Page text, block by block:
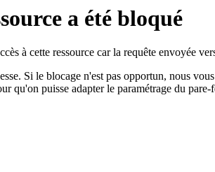
a été bloqué
à cette ressource car la requête envoyée
Si le blocage n'est pas opportun, nous
qu'on puisse adapter le paramétrage du pare-